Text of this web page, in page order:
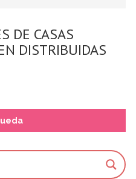
DE CASAS
DISTRIBUIDAS